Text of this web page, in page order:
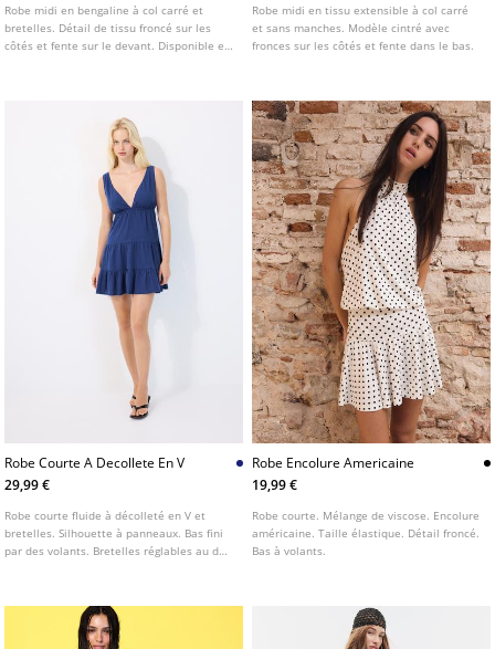
Robe midi en bengaline à col carré et
bretelles. Détail de tissu froncé sur les
côtés et fente sur le devant. Disponible en
Robe midi en tissu extensible à col carré
et sans manches. Modèle cintré avec
fronces sur les côtés et fente dans le bas.
Robe Courte A Decollete En V
29,99 €
Robe courte fluide à décolleté en V et
bretelles. Silhouette à panneaux. Bas fini
par des volants. Bretelles réglables au dos
Robe Encolure Americaine
19,99 €
Robe courte. Mélange de viscose. Encolure
américaine. Taille élastique. Détail froncé.
Bas à volants.